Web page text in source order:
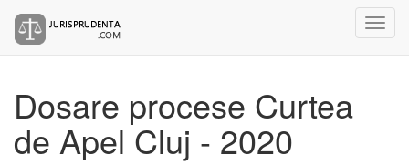
Dosare procese Curtea
de Apel Cluj - 2020